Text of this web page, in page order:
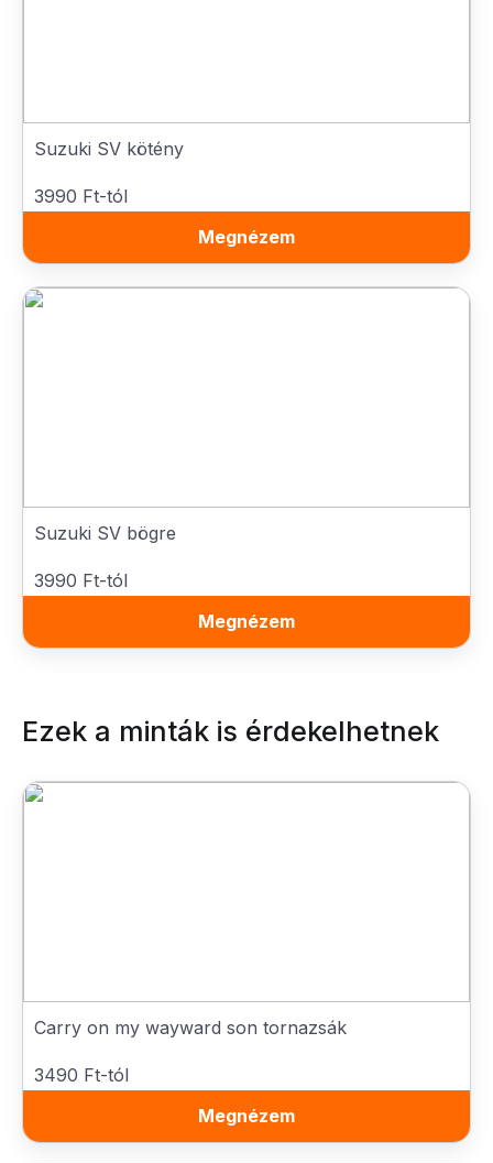
Suzuki SV kötény
3990 Ft-tól
Megnézem
Suzuki SV bögre
3990 Ft-tól
Megnézem
Ezek a minták is érdekelhetnek
Carry on my wayward son tornazsák
3490 Ft-tól
Megnézem